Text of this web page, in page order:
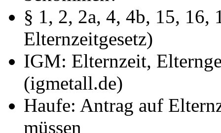
§ 1, 2, 2a, 4, 4b, 15, 16,
Elternzeitgesetz)
IGM: Elternzeit,
(igmetall.de)
Haufe: Antrag auf
müssen